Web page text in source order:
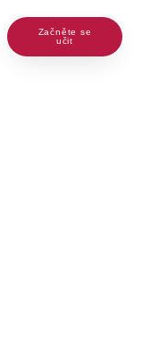
Začněte se
učit